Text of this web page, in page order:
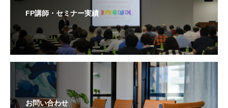
FP講師・セミナー実績
お問い合わせ